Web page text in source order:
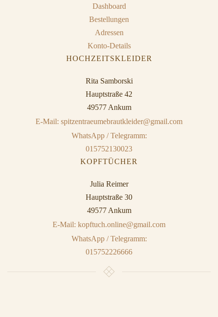
Dashboard
Bestellungen
Adressen
Konto-Details
HOCHZEITSKLEIDER
Rita Samborski
Hauptstraße 42
49577 Ankum
E-Mail: spitzentraeumebrautkleider@gmail.com
WhatsApp / Telegramm:
015752130023
KOPFTÜCHER
Julia Reimer
Hauptstraße 30
49577 Ankum
E-Mail: kopftuch.online@gmail.com
WhatsApp / Telegramm:
015752226666